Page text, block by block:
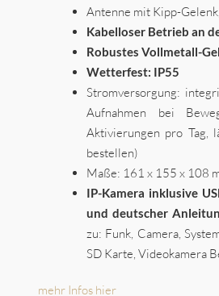
Antenne mit Kipp-
Kabelloser Betrieb an
Robustes Vollmetall-
Wetterfest: IP55
Stromversorgung:
Aufnahmen bei
Aktivierungen pro Tag,
bestellen)
Maße: 161 x 155 x 108
IP-Kamera inklusive
und deutscher
zu: Funk, Camera,
SD Karte, Videokamera
mehr Infos hier